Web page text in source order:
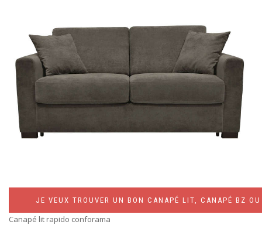
JE VEUX TROUVER UN BON CANAPÉ LIT, CANAPÉ BZ
Canapé lit rapido conforama